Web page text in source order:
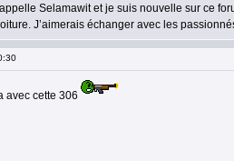
Selamawit et je suis nouvelle sur ce
J’aimerais échanger avec les
avec cette 306